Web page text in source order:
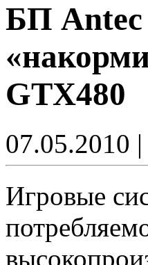
БП Antec
GTX480
07.05.2010
Игровые